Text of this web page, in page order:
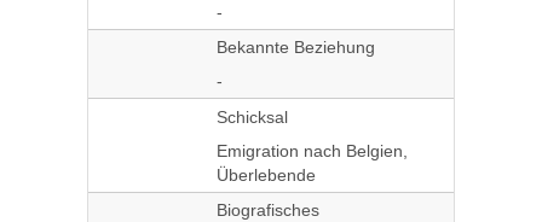
-
Bekannte Beziehung
-
Schicksal
Emigration nach Belgien,
Überlebende
Biografisches